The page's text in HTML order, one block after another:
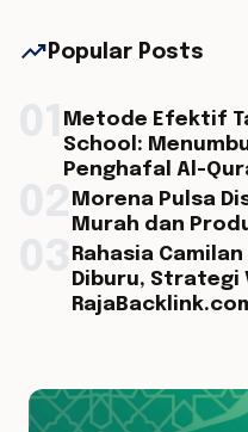
trending_up Popular Posts
Metode Efektif
School:
Penghafal Al-
Morena Pulsa
Murah dan
Rahasia
Diburu, Strategi